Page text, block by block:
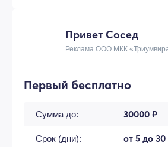
Привет Сосед
Реклама ООО МКК
Первый бесплатно
Сумма до: 30000 ₽
Срок (дни): от 5 до